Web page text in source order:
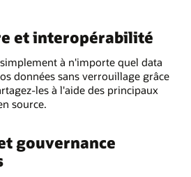
et interopérabilité
à n'importe quel data
données sans verrouillage grâce
les à l'aide des principaux
source.
gouvernance